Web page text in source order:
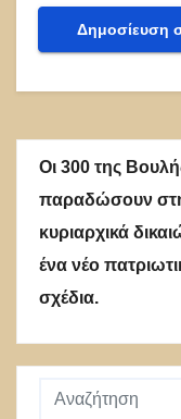
Οι 300 της
παραδώσουν
κυριαρχικά
ένα νέο
σχέδια.